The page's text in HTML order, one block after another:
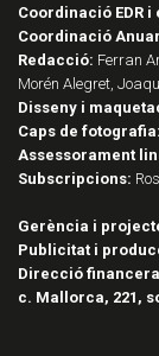
Coordinació EDR
Coordinació
Redacció: Ferran
Morén Alegret,
Disseny i
Caps de fotografia:
Assessorament
Subscripcions:
Gerència i
Publicitat i
Direcció
c. Mallorca, 221,